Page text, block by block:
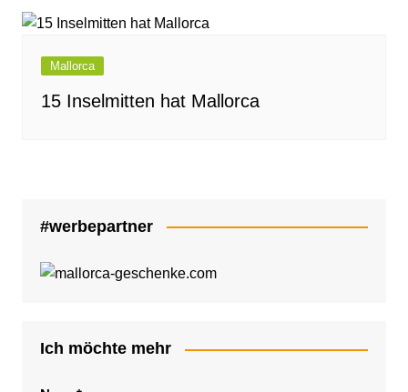
Mallorca
15 Inselmitten hat Mallorca
#werbepartner
Ich möchte mehr